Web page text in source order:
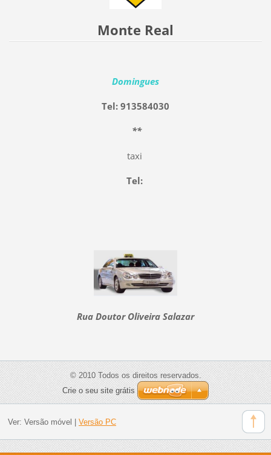
Monte Real
Domingues
Tel: 913584030
**
taxi
Tel:
Rua Doutor Oliveira Salazar
© 2010 Todos os direitos reservados.
Crie o seu site grátis
Ver: Versão móvel Versão PC